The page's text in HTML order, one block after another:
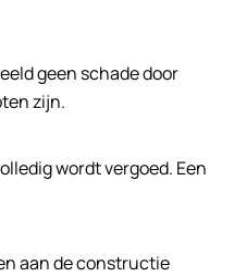
geen schade door
zijn.
wordt vergoed. Een
aan de constructie